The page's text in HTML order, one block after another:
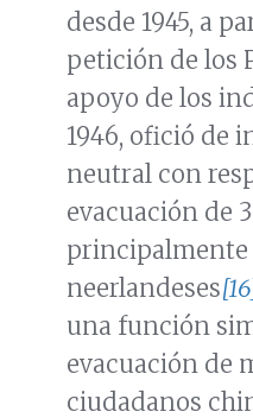
desde 1945, a
petición de los
apoyo de los
1946, ofició de
neutral con
evacuación de
principalmente
neerlandeses
una función
evacuación de
ciudadanos